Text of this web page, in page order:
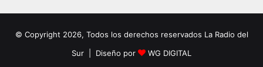
© Copyright 2026, Todos los derechos reservados La Radio del
Sur | Diseño por
WG DIGITAL